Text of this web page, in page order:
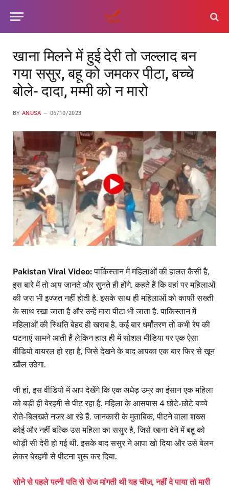
खाना मिलने में हुई देरी तो जल्लाद बन
गया ससुर, बहू को जमकर पीटा, बच्चे
बोले- दादा, मम्मी को न मारो
BY ANUSA 06/10/2023
Pakistan Viral Video:पाकिस्तान में महिलाओं की हालत कैसी है,
इस बारे में तो आप जानते और सुनते ही होंगे. कहते हैं कि वहां पर महिलाओं
की जरा भी इज्जत नहीं होती है. इसके साथ ही महिलाओं को काफी सख्ती
के साथ रखा जाता है और उन्हें मारा पीटा भी जाता है. पाकिस्तान में
महिलाओं की स्थिति बेहद ही खराब है. कई बार धर्मांतरण तो कभी रेप की
घटनाएं सामने आती हैं लेकिन हाल ही में सोशल मीडिया पर एक ऐसा
वीडियो वायरल हो रहा है, जिसे देखने के बाद आपका एक बार फिर से खून
खौल उठेगा.
जी हां, इस वीडियो में आप देखेंगे कि एक अधेड़ उम्र का इंसान एक महिला
को बड़ी ही बेरहमी से पीट रहा है. महिला के आसपास 4 छोटे-छोटे बच्चे
रोते-बिलखते नजर आ रहे हैं. जानकारी के मुताबिक, पीटने वाला शख्स
कोई और नहीं बल्कि उस महिला का ससुर है, जिसे खाना देने में बहू को
थोड़ी सी देरी हो गई थी. इसके बाद ससुर ने आपा खो दिया और उसे बेलन
लेकर बेरहमी से पीटना शुरू कर दिया.
सोने से पहले पत्नी पति से रोज मांगती थी यह चीज, नहीं दे पाया तो मारी